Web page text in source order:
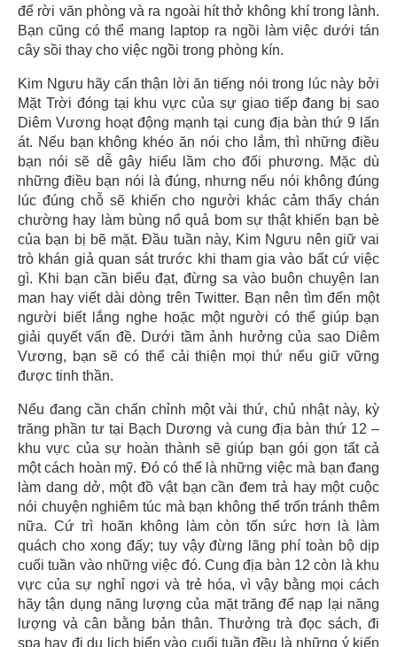
để rời văn phòng và ra ngoài hít thở không khí trong lành.
Bạn cũng có thể mang laptop ra ngồi làm việc dưới tán
cây sồi thay cho việc ngồi trong phòng kín.
Kim Ngưu hãy cẩn thận lời ăn tiếng nói trong lúc này bởi
Mặt Trời đóng tại khu vực của sự giao tiếp đang bị sao
Diêm Vương hoạt động mạnh tại cung địa bàn thứ 9 lấn
át. Nếu bạn không khéo ăn nói cho lắm, thì những điều
bạn nói sẽ dễ gây hiểu lầm cho đối phương. Mặc dù
những điều bạn nói là đúng, nhưng nếu nói không đúng
lúc đúng chỗ sẽ khiến cho người khác cảm thấy chán
chường hay làm bùng nổ quả bom sự thật khiến bạn bè
của bạn bị bẽ mặt. Đầu tuần này, Kim Ngưu nên giữ vai
trò khán giả quan sát trước khi tham gia vào bất cứ việc
gì. Khi bạn cần biểu đạt, đừng sa vào buôn chuyện lan
man hay viết dài dòng trên Twitter. Bạn nên tìm đến một
người biết lắng nghe hoặc một người có thể giúp bạn
giải quyết vấn đề. Dưới tầm ảnh hưởng của sao Diêm
Vương, bạn sẽ có thể cải thiện mọi thứ nếu giữ vững
được tinh thần.
Nếu đang cần chấn chỉnh một vài thứ, chủ nhật này, kỳ
trăng phần tư tại Bạch Dương và cung địa bàn thứ 12 –
khu vực của sự hoàn thành sẽ giúp bạn gói gọn tất cả
một cách hoàn mỹ. Đó có thể là những việc mà bạn đang
làm dang dở, một đồ vật bạn cần đem trả hay một cuộc
nói chuyện nghiêm túc mà bạn không thể trốn tránh thêm
nữa. Cứ trì hoãn không làm còn tốn sức hơn là làm
quách cho xong đấy; tuy vậy đừng lãng phí toàn bộ dịp
cuối tuần vào những việc đó. Cung địa bàn 12 còn là khu
vực của sự nghỉ ngơi và trẻ hóa, vì vậy bằng mọi cách
hãy tận dụng năng lượng của mặt trăng để nạp lại năng
lượng và cân bằng bản thân. Thưởng trà đọc sách, đi
spa hay đi du lịch biển vào cuối tuần đều là những ý kiến